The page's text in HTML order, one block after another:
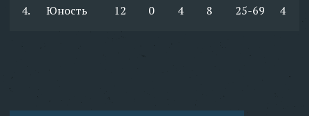
4. Юность 12 0 4 8 25-69 4